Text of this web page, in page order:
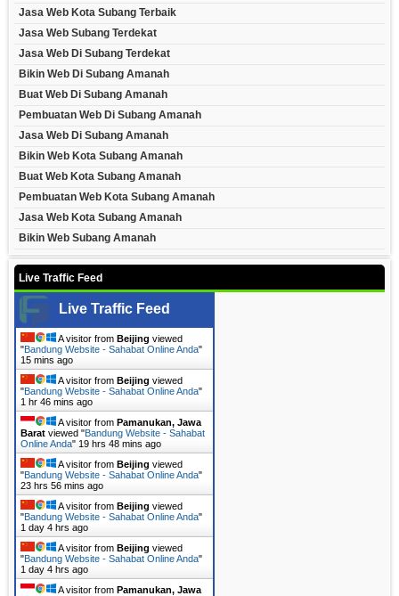
Jasa Web Kota Subang Terbaik
Jasa Web Subang Terdekat
Jasa Web Di Subang Terdekat
Bikin Web Di Subang Amanah
Buat Web Di Subang Amanah
Pembuatan Web Di Subang Amanah
Jasa Web Di Subang Amanah
Bikin Web Kota Subang Amanah
Buat Web Kota Subang Amanah
Pembuatan Web Kota Subang Amanah
Jasa Web Kota Subang Amanah
Bikin Web Subang Amanah
Live Traffic Feed
Live Traffic Feed
A visitor from Beijing viewed
"Bandung Website - Sahabat Online Anda"
15 mins ago
A visitor from Beijing viewed
"Bandung Website - Sahabat Online Anda"
1 hr 46 mins ago
A visitor from Pamanukan, Jawa
Barat viewed "Bandung Website - Sahabat
Online Anda" 19 hrs 48 mins ago
A visitor from Beijing viewed
"Bandung Website - Sahabat Online Anda"
23 hrs 56 mins ago
A visitor from Beijing viewed
"Bandung Website - Sahabat Online Anda"
1 day 4 hrs ago
A visitor from Beijing viewed
"Bandung Website - Sahabat Online Anda"
1 day 4 hrs ago
A visitor from Pamanukan, Jawa